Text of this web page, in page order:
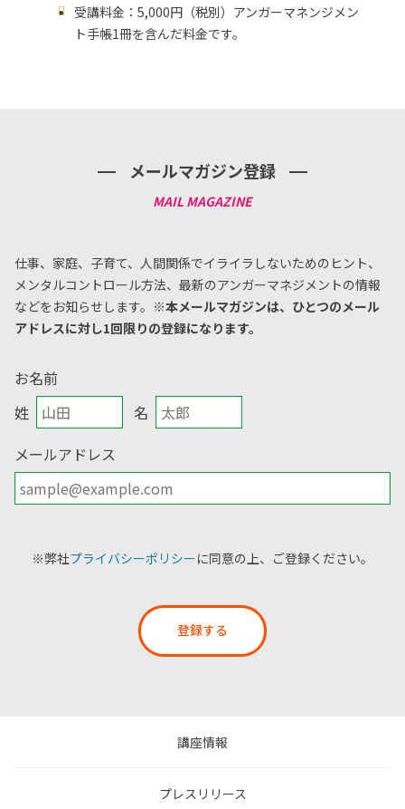
受講料金：5,000円（税別）アンガーマネンジメン
ト手帳1冊を含んだ料金です。
メールマガジン登録
仕事、家庭、子育て、人間関係でイライラしないためのヒント、
メンタルコントロール方法、 最新のアンガーマネジメントの情報
などをお知らせします。 ※本メールマガジンは、ひとつのメール
アドレスに対し1回限りの登録になります。
お名前
姓
名
メールアドレス
※弊社プライバシーポリシーに同意の上、ご登録ください。
登録する
講座情報
プレスリリース